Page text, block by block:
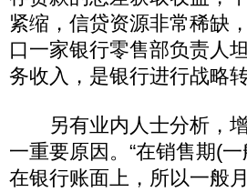
紧缩，信贷资源非常稀缺
口一家银行零售部负责人
务收入，是银行进行战略
另有业内人士分析，增
一重要原因。“在销售期(
在银行账面上，所以一般